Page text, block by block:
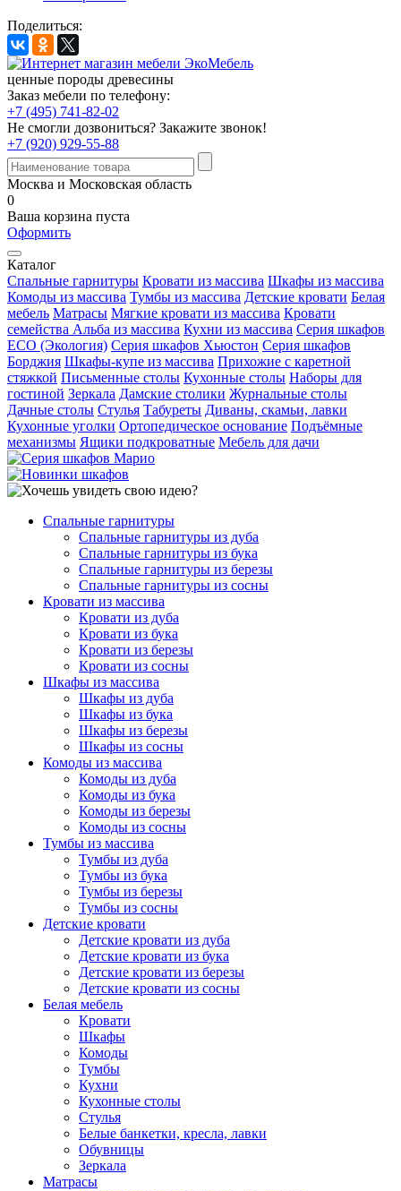
Поделиться:
ценные породы древесины
Заказ мебели по телефону:
+7 (495) 741-82-02
Не смогли дозвониться? Закажите звонок!
+7 (920) 929-55-88
Москва и Московская область
0
Ваша корзина пуста
Оформить
Каталог
Спальные гарнитуры Кровати из массива Шкафы из массива
Комоды из массива Тумбы из массива Детские кровати Белая
мебель Матрасы Мягкие кровати из массива Кровати
семейства Альба из массива Кухни из массива Серия шкафов
ECO (Экология) Серия шкафов Хьюстон Серия шкафов
Борджия Шкафы-купе из массива Прихожие с каретной
стяжкой Письменные столы Кухонные столы Наборы для
гостиной Зеркала Дамские столики Журнальные столы
Дачные столы Стулья Табуреты Диваны, скамьи, лавки
Кухонные уголки Ортопедическое основание Подъёмные
механизмы Ящики подкроватные Мебель для дачи
Спальные гарнитуры
Спальные гарнитуры из дуба
Спальные гарнитуры из бука
Спальные гарнитуры из березы
Спальные гарнитуры из сосны
Кровати из массива
Кровати из дуба
Кровати из бука
Кровати из березы
Кровати из сосны
Шкафы из массива
Шкафы из дуба
Шкафы из бука
Шкафы из березы
Шкафы из сосны
Комоды из массива
Комоды из дуба
Комоды из бука
Комоды из березы
Комоды из сосны
Тумбы из массива
Тумбы из дуба
Тумбы из бука
Тумбы из березы
Тумбы из сосны
Детские кровати
Детские кровати из дуба
Детские кровати из бука
Детские кровати из березы
Детские кровати из сосны
Белая мебель
Кровати
Шкафы
Комоды
Тумбы
Кухни
Кухонные столы
Стулья
Белые банкетки, кресла, лавки
Обувницы
Зеркала
Матрасы